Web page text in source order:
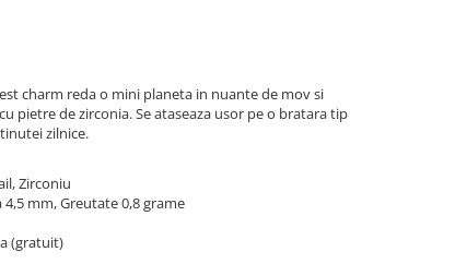
charm reda o mini planeta in nuante de mov si
pietre de zirconia. Se ataseaza usor pe o bratara tip
zilnice.
Zirconiu
mm, Greutate 0,8 grame
(gratuit)